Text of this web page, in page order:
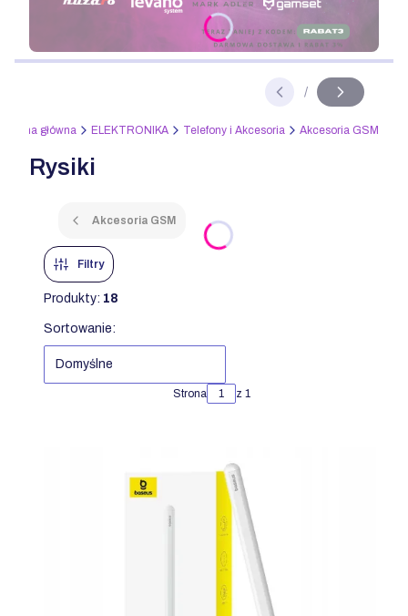
Naciśnij Enter lub spację, aby otworzyć stronę.
Slajd
/
z
Strona główna ELEKTRONIKA Telefony i Akcesoria Akcesoria GSM
Rysiki
Akcesoria GSM
Filtry
Produkty: 18
Lista produktów
Sortowanie:
Domyślne
Strona z 1